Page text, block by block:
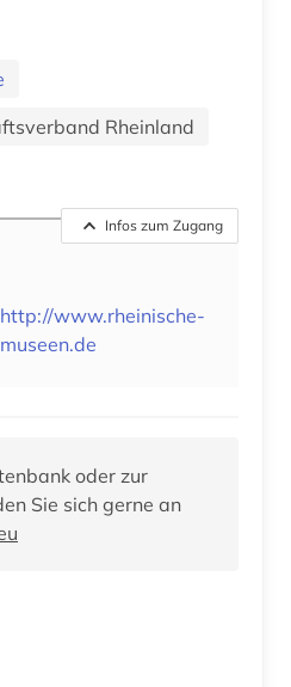
Rheinland
Infos zum Zugang
http://www.rheinische-
museen.de
oder zur
Sie sich gerne an